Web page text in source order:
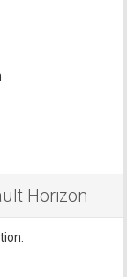
Horizon